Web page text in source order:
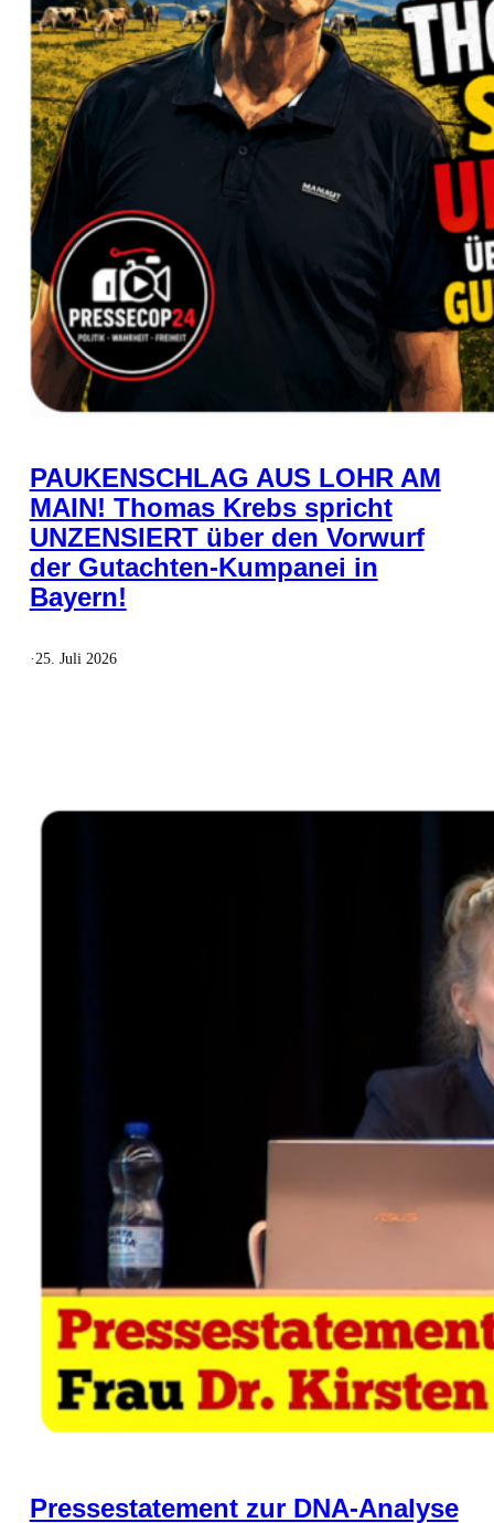
PAUKENSCHLAG AUS LOHR AM
MAIN! Thomas Krebs spricht
UNZENSIERT über den Vorwurf
der Gutachten-Kumpanei in
Bayern!
· 25. Juli 2026
Pressestatement zur DNA-Analyse